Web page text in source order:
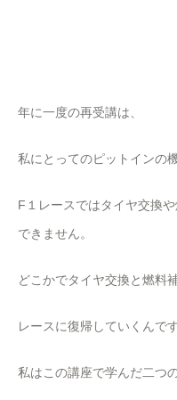
年に一度の再受講は、
私にとってのピットインの
F１レースではタイヤ交換
できません。
どこかでタイヤ交換と燃料
レースに復帰していくんで
私はこの講座で学んだ二つの